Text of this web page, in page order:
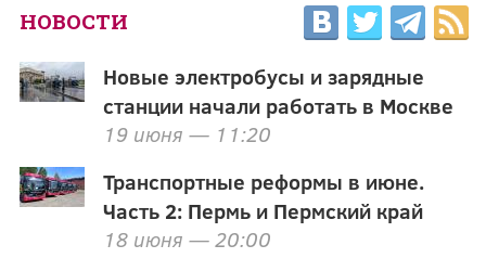
НОВОСТИ
Новые электробусы и зарядные
станции начали работать в Москве
19 июня — 11:20
Транспортные реформы в июне.
Часть 2: Пермь и Пермский край
18 июня — 20:00